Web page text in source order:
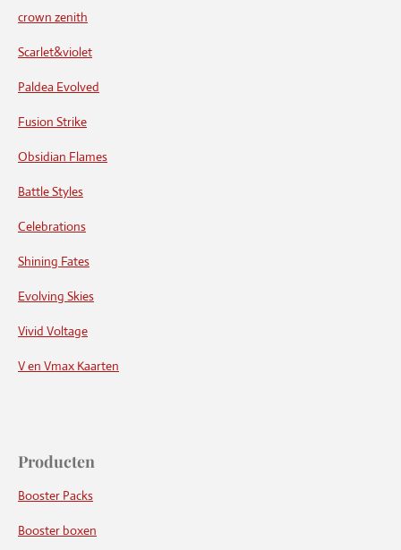
crown zenith
Scarlet&violet
Paldea Evolved
Fusion Strike
Obsidian Flames
Battle Styles
Celebrations
Shining Fates
Evolving Skies
Vivid Voltage
V en Vmax Kaarten
Producten
Booster Packs
Booster boxen